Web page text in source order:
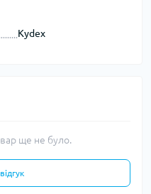
Kydex
ще не було.